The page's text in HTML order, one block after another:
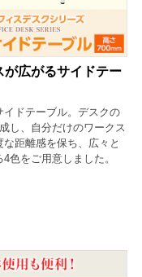
広がるサイドテー
ドテーブル。デスクの
し、自分だけのワークス
距離感を保ち、広々と
色をご用意しました。